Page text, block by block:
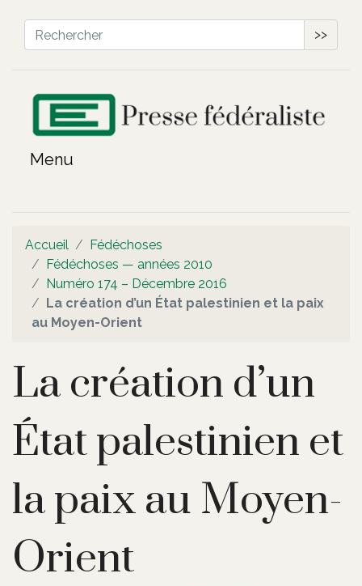
>>
Accueil
Fédéchoses
Fédéchoses — années 2010
Numéro 174 – Décembre 2016
La création d’un État palestinien et la paix
au Moyen-Orient
La création d’un
État palestinien et
la paix au Moyen-
Orient